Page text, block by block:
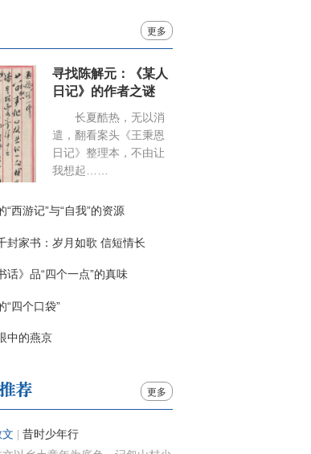
更多
寻找陈解元：《某人
日记》的作者之谜
长夏酷热，无以消
遣，翻看案头《王秉恩
日记》整理本，不由让
我想起……
“西游记”与“自我”的资源
封家书：岁月如歌 信短情长
话》品“四个一点”的真味
“四个口袋”
中的燕京
更多
文 昔时少年行